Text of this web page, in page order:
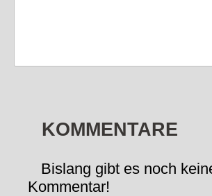
KOMMENTARE
Bislang gibt es noch
Kommentar!